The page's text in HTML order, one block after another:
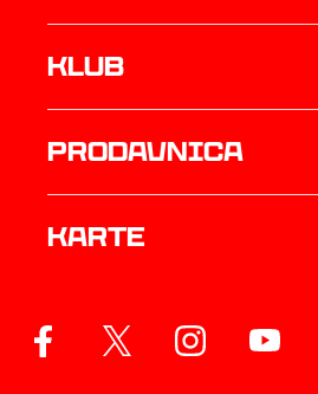
Klub
prodavnica
Karte